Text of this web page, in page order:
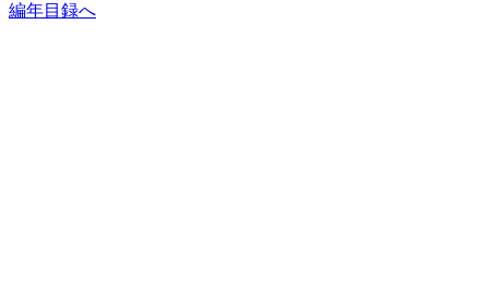
編年目録へ